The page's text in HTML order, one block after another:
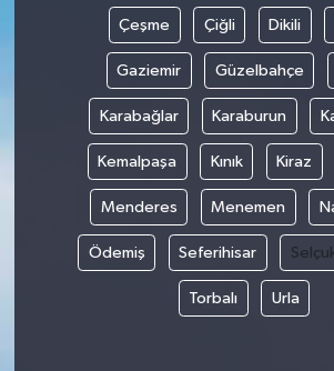
Çeşme Çiğli Dikili
Gaziemir Güzelbahçe
Karabağlar Karaburun
Kemalpaşa Kınık Kiraz
Menderes Menemen
Ödemiş Seferihisar
Torbalı Urla